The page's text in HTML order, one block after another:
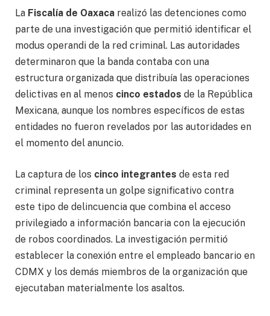
La Fiscalía de Oaxaca realizó las detenciones como
parte de una investigación que permitió identificar el
modus operandi de la red criminal. Las autoridades
determinaron que la banda contaba con una
estructura organizada que distribuía las operaciones
delictivas en al menos cinco estados de la República
Mexicana, aunque los nombres específicos de estas
entidades no fueron revelados por las autoridades en
el momento del anuncio.
La captura de los cinco integrantes de esta red
criminal representa un golpe significativo contra
este tipo de delincuencia que combina el acceso
privilegiado a información bancaria con la ejecución
de robos coordinados. La investigación permitió
establecer la conexión entre el empleado bancario en
CDMX y los demás miembros de la organización que
ejecutaban materialmente los asaltos.